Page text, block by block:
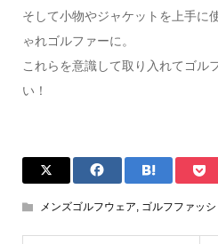
そして小物やジャケットを上手に
ゃれゴルファーに。
これらを意識して取り入れてゴル
い！
メンズゴルフウェア ゴルフファッシ